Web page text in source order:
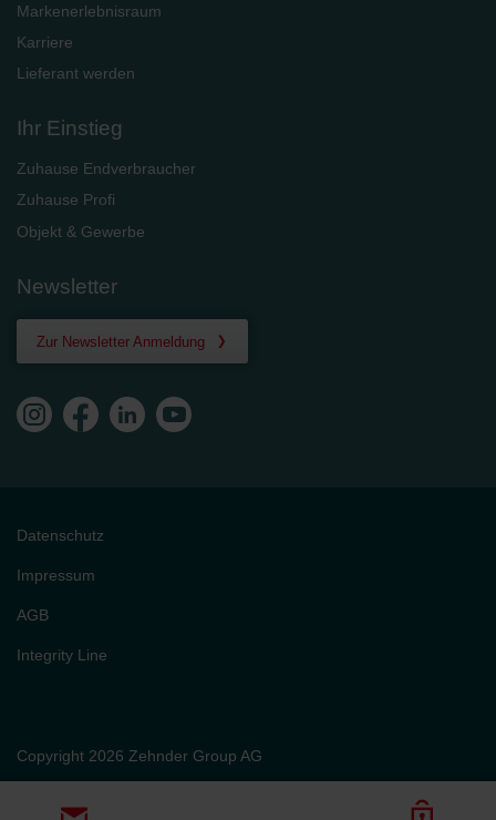
Markenerlebnisraum
Karriere
Lieferant werden
Ihr Einstieg
Zuhause Endverbraucher
Zuhause Profi
Objekt & Gewerbe
Newsletter
Zur Newsletter Anmeldung
Copyright 2026 Zehnder Group AG
Datenschutz
Impressum
AGB
Integrity Line